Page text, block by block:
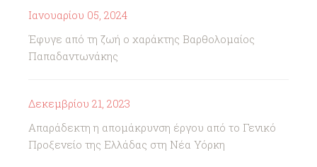
Ιανουαρίου 05, 2024
Έφυγε από τη ζωή ο χαράκτης Βαρθολομαίος
Παπαδαντωνάκης
Δεκεμβρίου 21, 2023
Απαράδεκτη η απομάκρυνση έργου από το Γενικό
Προξενείο της Ελλάδας στη Νέα Υόρκη